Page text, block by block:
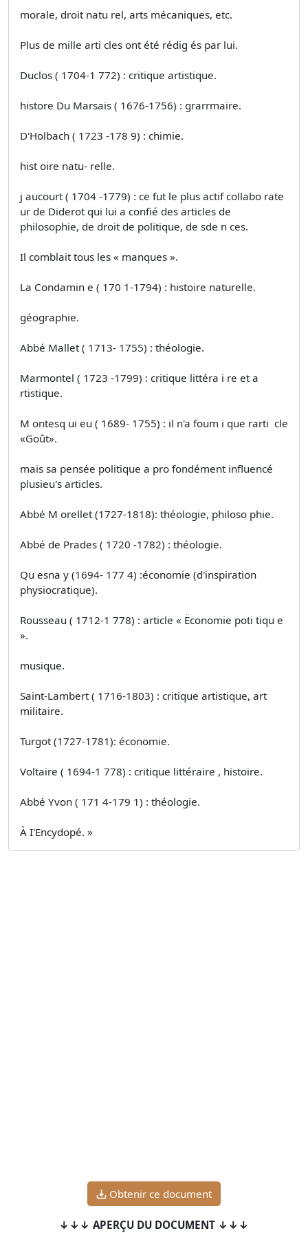
morale, droit natu rel, arts mécaniques, etc.
Plus de mille arti­ cles ont été rédig és par lui.
Duclos ( 1704-1 772) : critique artistique.
histore Du Marsais ( 1676-1756) : grarrmaire.
D'Holbach ( 1723 -178 9) : chimie.
hist oire natu- relle.
j aucourt ( 1704 -1779) : ce fut le plus actif collabo­ rate
ur de Diderot qui lui a confié des articles de
philosophie, de droit de politique, de sde n­ ces.
Il comblait tous les « manques ».
La Condamin e ( 170 1-1794) : histoire naturelle.
géographie.
Abbé Mallet ( 1713- 1755) : théologie.
Marmontel ( 1723 -1799) : critique littéra i re et a
rtistique.
M ontesq ui eu ( 1689- 1755) : il n'a foum i que rarti ­ cle
«Goût».
mais sa pensée politique a pro­ fondément influencé
plusieu's articles.
Abbé M orellet (1727-1818): théologie, philoso­ phie.
Abbé de Prades ( 1720 -1782) : théologie.
Qu esna y (1694- 177 4) :économie (d'inspiration
physiocratique).
Rousseau ( 1712-1 778) : article « Ëconomie poti­ tiqu e
».
musique.
Saint-Lambert ( 1716-1803) : critique artistique, art
militaire.
Turgot (1727-1781): économie.
Voltaire ( 1694-1 778) : critique littéraire , histoire.
Abbé Yvon ( 171 4-179 1) : théologie.
À I'Encydopé. »
Obtenir ce document
↓↓↓ APERÇU DU DOCUMENT ↓↓↓